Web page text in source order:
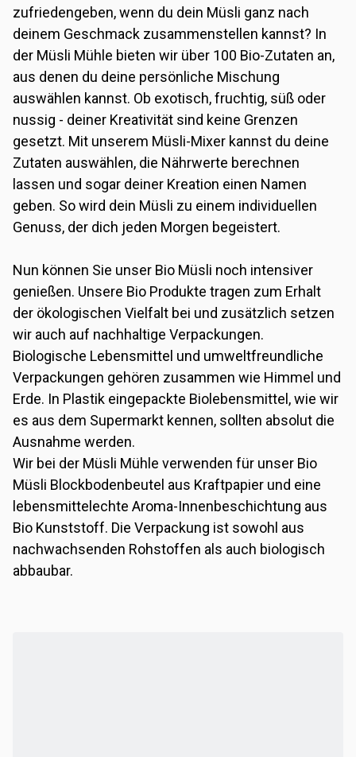
zufriedengeben, wenn du dein Müsli ganz nach
deinem Geschmack zusammenstellen kannst? In
der Müsli Mühle bieten wir über 100 Bio-Zutaten an,
aus denen du deine persönliche Mischung
auswählen kannst. Ob exotisch, fruchtig, süß oder
nussig - deiner Kreativität sind keine Grenzen
gesetzt. Mit unserem Müsli-Mixer kannst du deine
Zutaten auswählen, die Nährwerte berechnen
lassen und sogar deiner Kreation einen Namen
geben. So wird dein Müsli zu einem individuellen
Genuss, der dich jeden Morgen begeistert.
Nun können Sie unser Bio Müsli noch intensiver
genießen. Unsere Bio Produkte tragen zum Erhalt
der ökologischen Vielfalt bei und zusätzlich setzen
wir auch auf nachhaltige Verpackungen.
Biologische Lebensmittel und umweltfreundliche
Verpackungen gehören zusammen wie Himmel und
Erde. In Plastik eingepackte Biolebensmittel, wie wir
es aus dem Supermarkt kennen, sollten absolut die
Ausnahme werden.
Wir bei der Müsli Mühle verwenden für unser Bio
Müsli Blockbodenbeutel aus Kraftpapier und eine
lebensmittelechte Aroma-Innenbeschichtung aus
Bio Kunststoff. Die Verpackung ist sowohl aus
nachwachsenden Rohstoffen als auch biologisch
abbaubar.